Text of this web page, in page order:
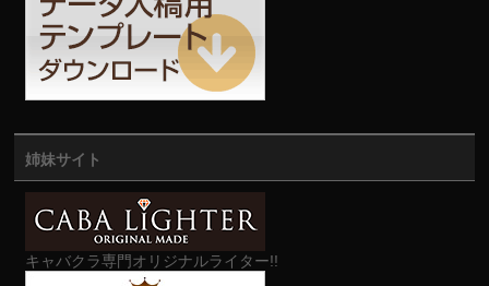
姉妹サイト
キャバクラ専門オリジナルライター!!